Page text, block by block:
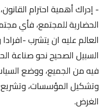
- إدراك أهمية احترام
الحضارية للمجتمع، فأي
العالم عليه ان يتشرب -
السبيل الصحيح نحو صناعة
فيه من الجميع، ووضع
وتشكيل المؤسسات، وتشريع
الغرض.